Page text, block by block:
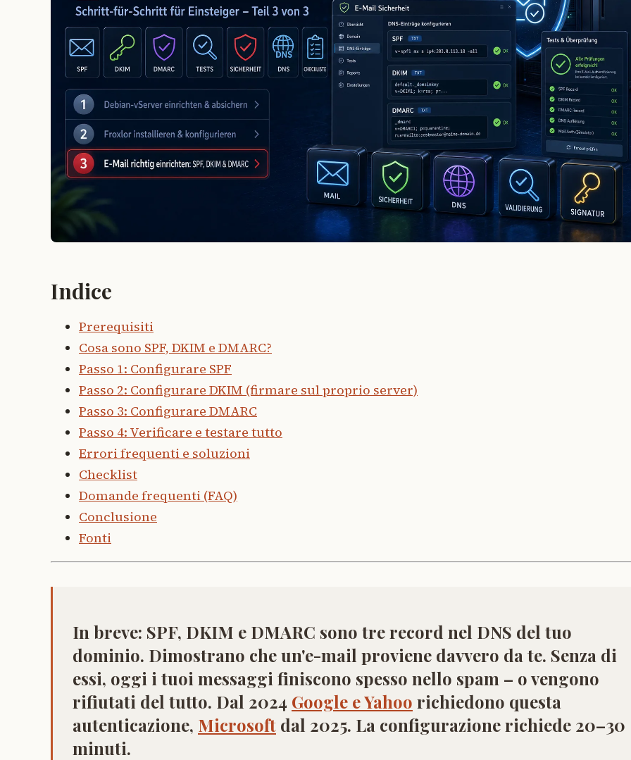
Indice
Prerequisiti
Cosa sono SPF, DKIM e DMARC?
Passo 1: Configurare SPF
Passo 2: Configurare DKIM (firmare sul proprio server)
Passo 3: Configurare DMARC
Passo 4: Verificare e testare tutto
Errori frequenti e soluzioni
Checklist
Domande frequenti (FAQ)
Conclusione
Fonti
In breve: SPF, DKIM e DMARC sono tre record nel DNS del tuo
dominio. Dimostrano che un'e-mail proviene davvero da te. Senza di
essi, oggi i tuoi messaggi finiscono spesso nello spam – o vengono
rifiutati del tutto. Dal 2024 Google e Yahoo richiedono questa
autenticazione, Microsoft dal 2025. La configurazione richiede 20–30
minuti.